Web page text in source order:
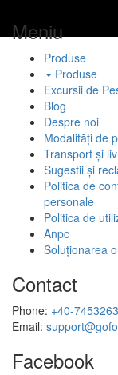
Meniu
Produse
Produse
Excursii de
Blog
Despre noi
Modalități de
Transport și
Sugestii și
Politica de
personale
Politica de
Anpc
Soluționarea
Contact
Phone: +40-
Email:
Facebook